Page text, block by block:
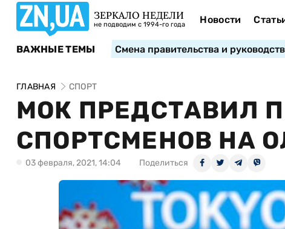
ЗЕРКАЛО НЕДЕЛИ
не подводим с 1994-го года Новости
ВАЖНЫЕ ТЕМЫ Смена правительства и
ГЛАВНАЯ СПОРТ
МОК ПРЕДСТАВИЛ
СПОРТСМЕНОВ НА
03 февраля, 2021, 14:04 Поделиться